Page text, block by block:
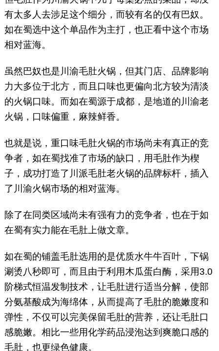
有太多人去涉足这个细分，而较有名的仅有巴奴。
如在蜀选中这个单品作为主打，也正看中这个市场
相对蓝海。
虽然巴奴也是川渝毛肚火锅，但其门店、品牌影响
力大多位于北方，而且口味也更偏向北方较为清淡
的火锅口味。而如在蜀源于成都，是地道的川渝老
火锅，口味偏重，麻辣鲜香。
也就是说，重口味毛肚火锅的市场尚未有真正的竞
争者，如在蜀找准了市场的缺口，用毛肚作为楔
子，成功打造了川派毛肚老火锅的品牌标杆，插入
了川渝火锅市场的相对蓝海。
除了在同类区域尚未有强有力的竞争者，也在于如
在蜀有实力能在毛肚上做文章。
如在蜀的铺盖毛肚选用的是优质水牛牛百叶，下锅
涮烫八秒即可，而且由于利用木瓜蛋白酶，采用3.0
阶梯式恒温发制技术，让毛肚进行适当分解，使部
分氨基酸成为海绵体，从而提高了毛肚的脆嫩度和
弹性，不仅可以完美保留毛肚的营养，还让毛肚口
感脆嫩。相比一些用化学药品浸泡达到爽脆口感的
毛肚，也更绿色健康。